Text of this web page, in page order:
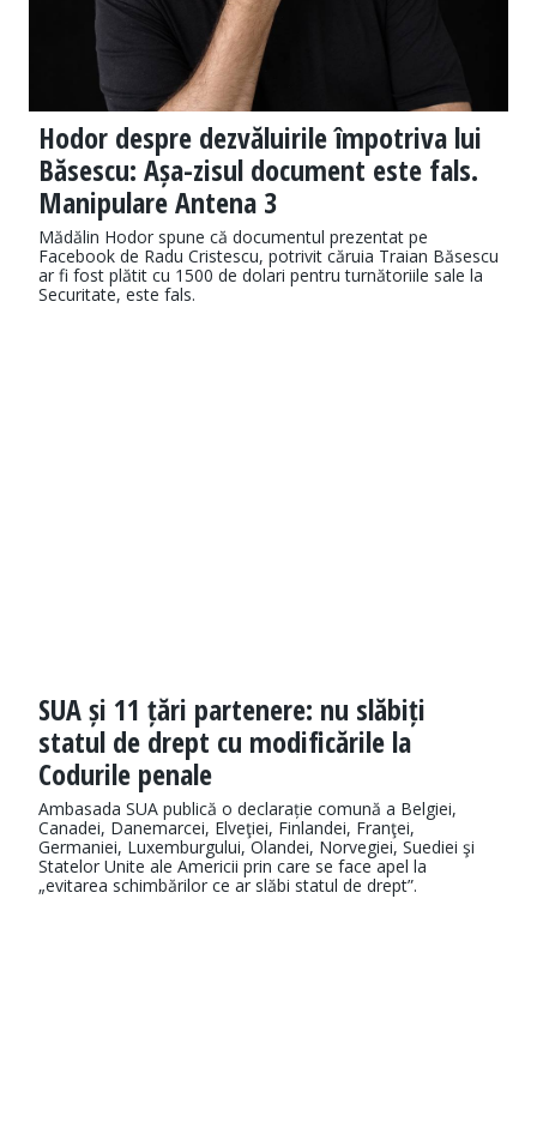
Hodor despre dezvăluirile împotriva lui
Băsescu: Așa-zisul document este fals.
Manipulare Antena 3
Mădălin Hodor spune că documentul prezentat pe
Facebook de Radu Cristescu, potrivit căruia Traian Băsescu
ar fi fost plătit cu 1500 de dolari pentru turnătoriile sale la
Securitate, este fals.
SUA și 11 țări partenere: nu slăbiți
statul de drept cu modificările la
Codurile penale
Ambasada SUA publică o declarație comună a Belgiei,
Canadei, Danemarcei, Elveţiei, Finlandei, Franţei,
Germaniei, Luxemburgului, Olandei, Norvegiei, Suediei şi
Statelor Unite ale Americii prin care se face apel la
„evitarea schimbărilor ce ar slăbi statul de drept”.